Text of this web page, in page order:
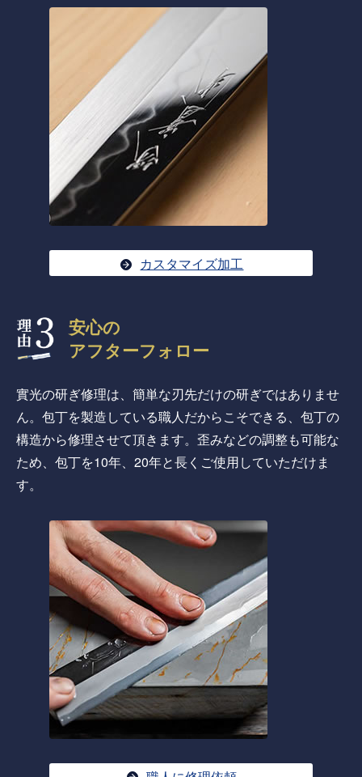
カスタマイズ加工
安心の
アフターフォロー
實光の研ぎ修理は、簡単な刃先だけの研ぎではありませ
ん。包丁を製造している職人だからこそできる、包丁の
構造から修理させて頂きます。歪みなどの調整も可能な
ため、包丁を10年、20年と長くご使用していただけま
す。